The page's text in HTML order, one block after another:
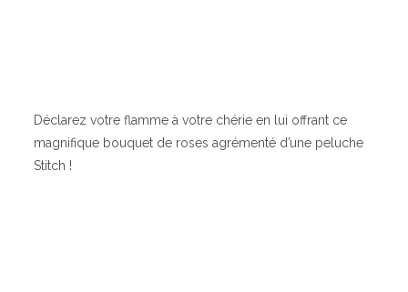
Déclarez votre flamme à votre chérie en lui offrant ce
magnifique bouquet de roses agrémenté d’une peluche
Stitch !